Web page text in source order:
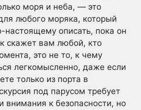
моря и неба, — это
любого моряка, который
настоящему описать, пока он
скажет вам любой, кто
это не то, к чему
легкомысленно, даже если
только из порта в
под парусом требует
внимания к безопасности, но